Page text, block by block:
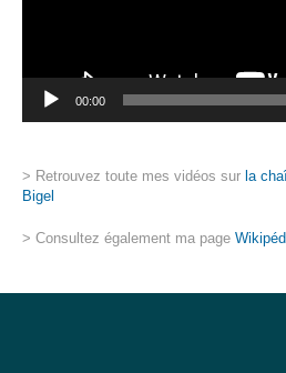
00:00
> Retrouvez toute mes vidéos sur la
Bigel
> Consultez également ma page